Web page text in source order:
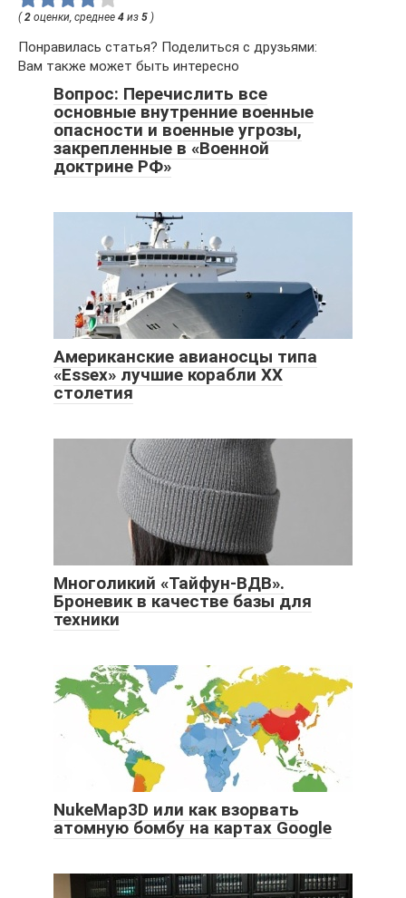
( 2 оценки, среднее 4 из 5 )
Понравилась статья? Поделиться с друзьями:
Вам также может быть интересно
Вопрос: Перечислить все
основные внутренние военные
опасности и военные угрозы,
закрепленные в «Военной
доктрине РФ»
Американские авианосцы типа
«Essex» лучшие корабли XX
столетия
Многоликий «Тайфун-ВДВ».
Броневик в качестве базы для
техники
NukeMap3D или как взорвать
атомную бомбу на картах Google